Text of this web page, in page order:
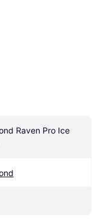
Raven Pro Ice